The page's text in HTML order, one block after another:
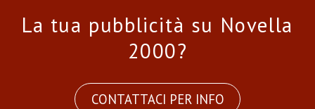
La tua pubblicità su Novella
2000?
CONTATTACI PER INFO